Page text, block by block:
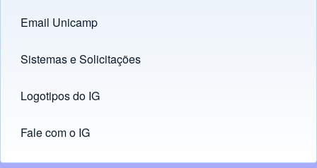
Links
Email Unicamp
(opens in new tab)
Sistemas e Solicitações
(opens in new tab)
Logotipos do IG
(opens in new tab)
Fale com o IG